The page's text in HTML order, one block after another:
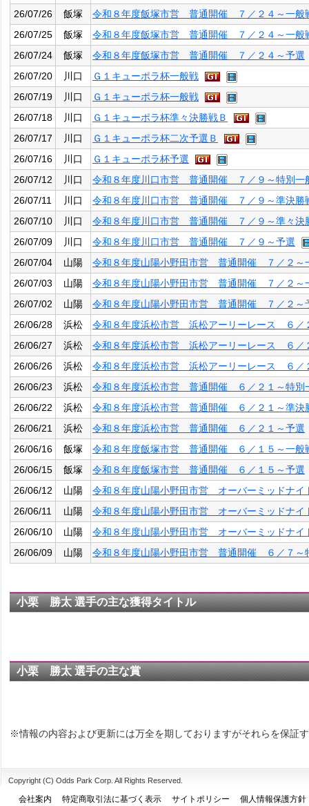
26/07/26
飯塚
令和８年度飯塚市営 普通開催 ７／２４～一般
26/07/25
飯塚
令和８年度飯塚市営 普通開催 ７／２４～一般
26/07/24
飯塚
令和８年度飯塚市営 普通開催 ７／２４～予選
26/07/20
川口
Ｇ１キューポラ杯一般戦
26/07/19
川口
Ｇ１キューポラ杯一般戦
26/07/18
川口
Ｇ１キューポラ杯準々決勝戦Ｂ
26/07/17
川口
Ｇ１キューポラ杯二次予選Ｂ
26/07/16
川口
Ｇ１キューポラ杯予選
26/07/12
川口
令和８年度川口市営 普通開催 ７／９～特別一
26/07/11
川口
令和８年度川口市営 普通開催 ７／９～準決勝
26/07/10
川口
令和８年度川口市営 普通開催 ７／９～準々決
26/07/09
川口
令和８年度川口市営 普通開催 ７／９～予選
26/07/04
山陽
令和８年度山陽小野田市営 普通開催 ７／２～
26/07/03
山陽
令和８年度山陽小野田市営 普通開催 ７／２～
26/07/02
山陽
令和８年度山陽小野田市営 普通開催 ７／２～
26/06/28
浜松
令和８年度浜松市営 浜松アーリーレース ６／
26/06/27
浜松
令和８年度浜松市営 浜松アーリーレース ６／
26/06/26
浜松
令和８年度浜松市営 浜松アーリーレース ６／
26/06/23
浜松
令和８年度浜松市営 普通開催 ６／２１～特別
26/06/22
浜松
令和８年度浜松市営 普通開催 ６／２１～準決
26/06/21
浜松
令和８年度浜松市営 普通開催 ６／２１～予選
26/06/16
飯塚
令和８年度飯塚市営 普通開催 ６／１５～一般
26/06/15
飯塚
令和８年度飯塚市営 普通開催 ６／１５～予選
26/06/12
山陽
令和８年度山陽小野田市営 オーバーミッドナ
26/06/11
山陽
令和８年度山陽小野田市営 オーバーミッドナ
26/06/10
山陽
令和８年度山陽小野田市営 オーバーミッドナ
26/06/09
山陽 令和８年度山陽小野田市営 普通開催 ６／７～
小栗 勝太 選手の主な獲得タイトル
小栗 勝太 選手の主な賞
※情報の内容および更新には万全を期しておりますがそれらを保証
Copyright (C) Odds Park Corp. All Rights Reserved.
会社案内 特定商取引法に基づく表示 サイトポリシー 個人情報保護方針